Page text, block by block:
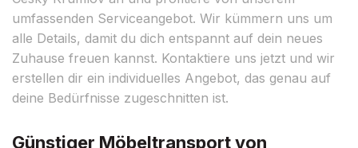
umfassenden Serviceangebot. Wir kümmern uns um
alle Details, damit du dich entspannt auf dein neues
Zuhause freuen kannst. Kontaktiere uns jetzt und wir
erstellen dir ein individuelles Angebot, das genau auf
deine Bedürfnisse zugeschnitten ist.
Günstiger Möbeltransport von